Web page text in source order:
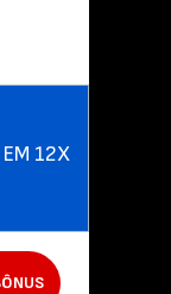
EM 12X